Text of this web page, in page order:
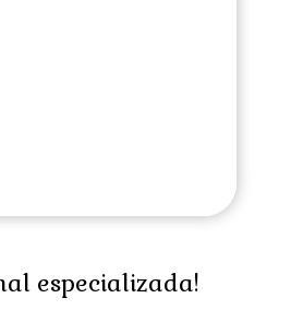
especializada!